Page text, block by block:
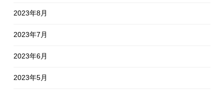
2023年8月
2023年7月
2023年6月
2023年5月